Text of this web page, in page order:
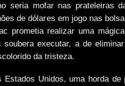
seria mofar nas prateleiras
de dólares em jogo nas
prometia realizar uma
soubera executar, a de
da tristeza.
Estados Unidos, uma horda de